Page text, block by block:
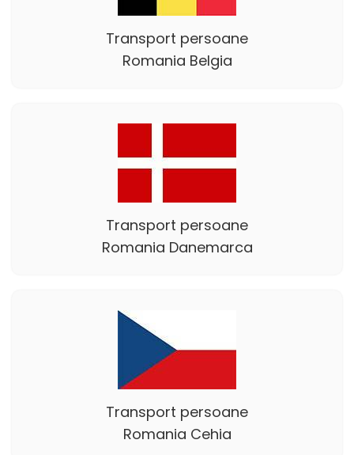
Transport persoane
Romania Belgia
Transport persoane
Romania Danemarca
Transport persoane
Romania Cehia